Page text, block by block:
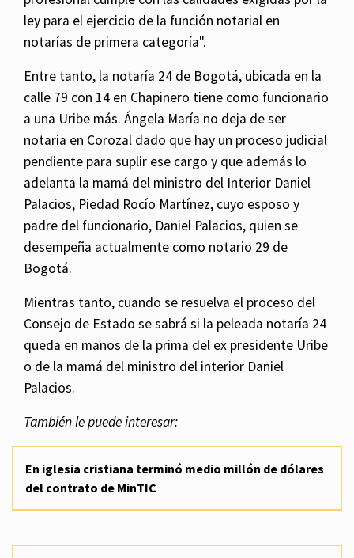
ley para el ejercicio de la función notarial en
notarías de primera categoría".
Entre tanto, la notaría 24 de Bogotá, ubicada en la
calle 79 con 14 en Chapinero tiene como funcionario
a una Uribe más. Ángela María no deja de ser
notaria en Corozal dado que hay un proceso judicial
pendiente para suplir ese cargo y que además lo
adelanta la mamá del ministro del Interior Daniel
Palacios, Piedad Rocío Martínez, cuyo esposo y
padre del funcionario, Daniel Palacios, quien se
desempeña actualmente como notario 29 de
Bogotá.
Mientras tanto, cuando se resuelva el proceso del
Consejo de Estado se sabrá si la peleada notaría 24
queda en manos de la prima del ex presidente Uribe
o de la mamá del ministro del interior Daniel
Palacios.
También le puede interesar:
En iglesia cristiana terminó medio millón de dólares
del contrato de MinTIC